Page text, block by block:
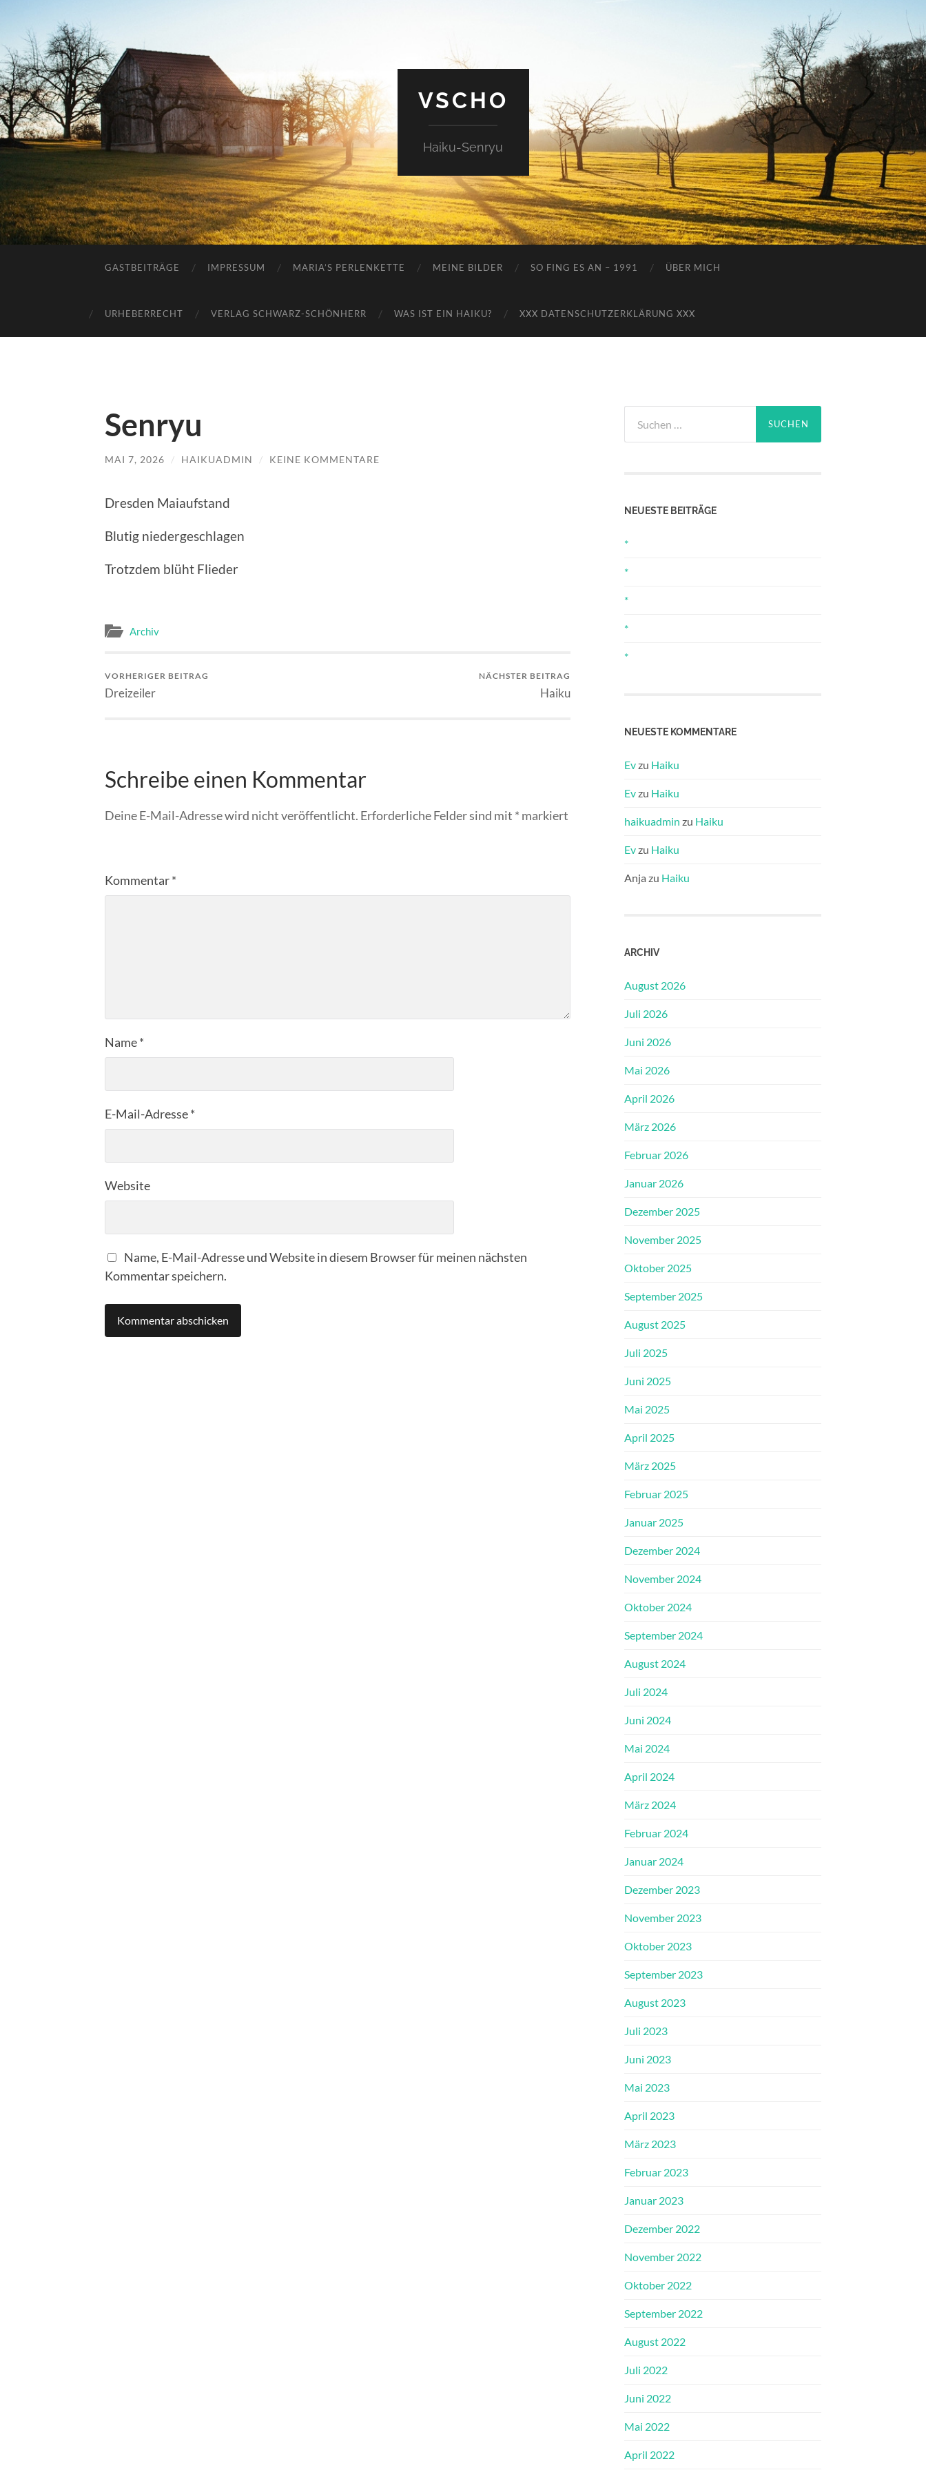
VSCHO
Haiku-Senryu
GASTBEITRÄGE IMPRESSUM MARIA’S PERLENKETTE MEINE BILDER SO FING ES AN – 1991 ÜBER MICH
URHEBERRECHT VERLAG SCHWARZ-SCHÖNHERR WAS IST EIN HAIKU? XXX DATENSCHUTZERKLÄRUNG XXX
Senryu
MAI 7, 2026 / HAIKUADMIN / KEINE KOMMENTARE
Dresden Maiaufstand
Blutig niedergeschlagen
Trotzdem blüht Flieder
Archiv
VORHERIGER BEITRAG
Dreizeiler
NÄCHSTER BEITRAG
Haiku
Schreibe einen Kommentar
Deine E-Mail-Adresse wird nicht veröffentlicht. Erforderliche Felder sind mit * markiert
Kommentar*
Name*
E-Mail-Adresse*
Website
Name, E-Mail-Adresse und Website in diesem Browser für meinen nächsten
Kommentar speichern.
nach:
NEUESTE BEITRÄGE
*
*
*
*
*
NEUESTE KOMMENTARE
Evzu Haiku
Evzu Haiku
haikuadmin zu Haiku
Evzu Haiku
Anja zu Haiku
ARCHIV
August 2026
Juli 2026
Juni 2026
Mai 2026
April 2026
März 2026
Februar 2026
Januar 2026
Dezember 2025
November 2025
Oktober 2025
September 2025
August 2025
Juli 2025
Juni 2025
Mai 2025
April 2025
März 2025
Februar 2025
Januar 2025
Dezember 2024
November 2024
Oktober 2024
September 2024
August 2024
Juli 2024
Juni 2024
Mai 2024
April 2024
März 2024
Februar 2024
Januar 2024
Dezember 2023
November 2023
Oktober 2023
September 2023
August 2023
Juli 2023
Juni 2023
Mai 2023
April 2023
März 2023
Februar 2023
Januar 2023
Dezember 2022
November 2022
Oktober 2022
September 2022
August 2022
Juli 2022
Juni 2022
Mai 2022
April 2022